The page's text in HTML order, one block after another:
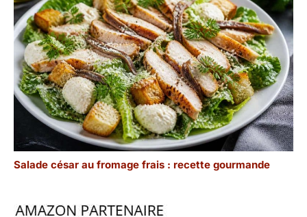
Salade césar au fromage frais : recette gourmande